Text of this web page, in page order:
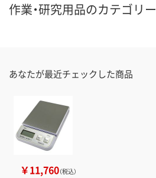
作業・研究用品のカテゴリー
あなたが最近チェックした商品
￥11,760（税込）